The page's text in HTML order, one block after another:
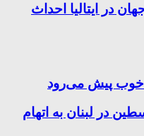
در ایتالیا احداث
خوب پیش می‌رود
در لبنان به اتهام